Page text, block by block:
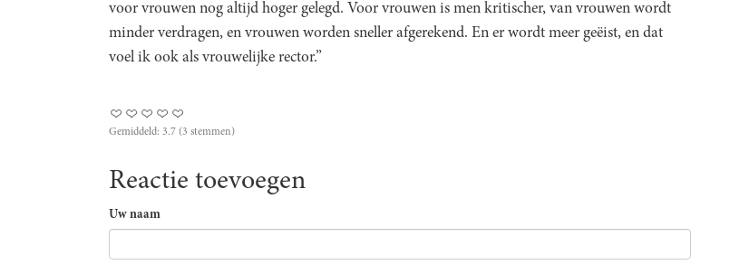
voor vrouwen nog altijd hoger gelegd. Voor vrouwen is men kritischer, van vrouwen wordt
minder verdragen, en vrouwen worden sneller afgerekend. En er wordt meer geëist, en dat
voel ik ook als vrouwelijke rector.”
Gemiddeld: 3.7 (3 stemmen)
Reactie toevoegen
Uw naam